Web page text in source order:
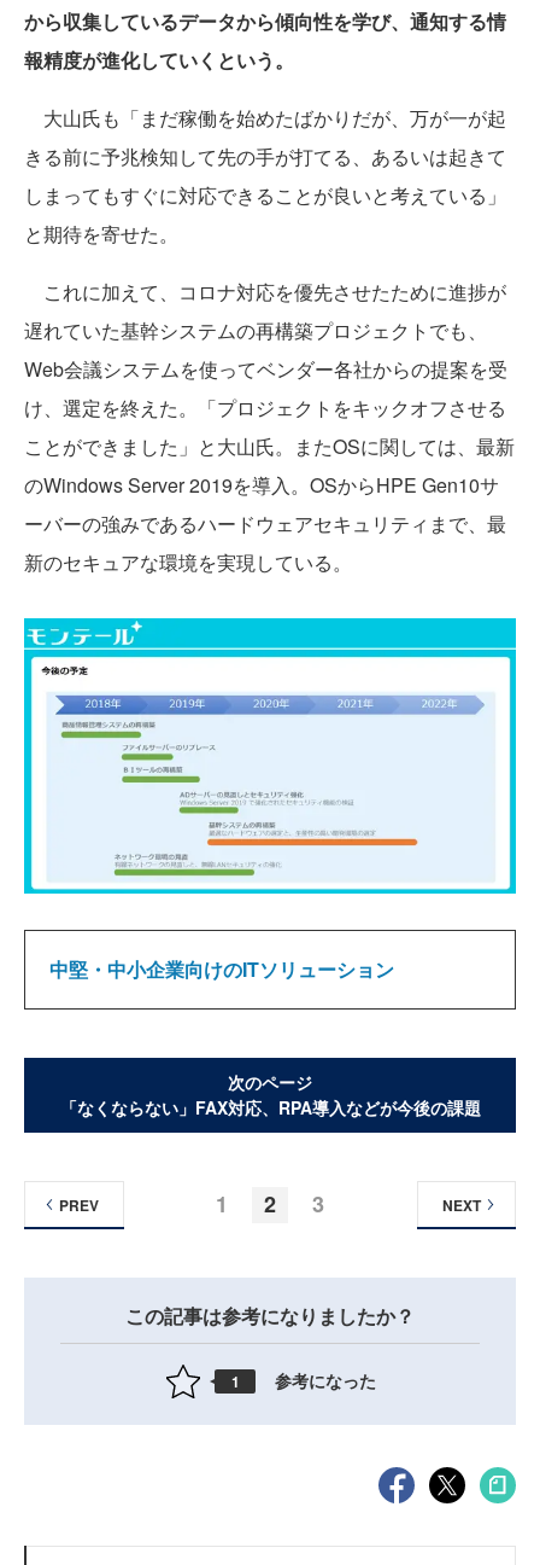
から収集しているデータから傾向性を学び、通知する情
報精度が進化していくという。
大山氏も「まだ稼働を始めたばかりだが、万が一が起
きる前に予兆検知して先の手が打てる、あるいは起きて
しまってもすぐに対応できることが良いと考えている」
と期待を寄せた。
これに加えて、コロナ対応を優先させたために進捗が
遅れていた基幹システムの再構築プロジェクトでも、
Web会議システムを使ってベンダー各社からの提案を受
け、選定を終えた。「プロジェクトをキックオフさせる
ことができました」と大山氏。またOSに関しては、最新
のWindows Server 2019を導入。OSからHPE Gen10サ
ーバーの強みであるハードウェアセキュリティまで、最
新のセキュアな環境を実現している。
中堅・中小企業向けのITソリューション
次のページ
「なくならない」FAX対応、RPA導入などが今後の課題
1 2 3
PREV NEXT
この記事は参考になりましたか？
1 参考になった